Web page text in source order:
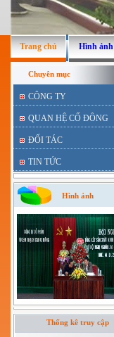
Trang chủ Hình ảnh
Chuyên mục
CÔNG TY
QUAN HỆ CỔ ĐÔNG
ĐỐI TÁC
TIN TỨC
Hình ảnh
Thống kê truy cập